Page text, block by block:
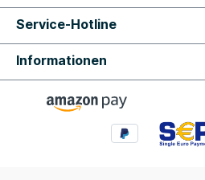
Service-Hotline
Informationen